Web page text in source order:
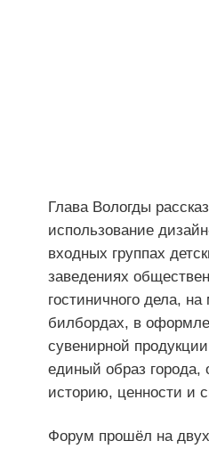
Глава Вологды
использование
входных группах
заведениях
гостиничного дела,
билбордах, в
сувенирной
единый образ города,
историю, ценности и
Форум прошёл на